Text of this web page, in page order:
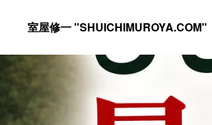
primary
navigation
main
content
室屋修一 "SHUICHIMUROYA.COM"
ル
フ